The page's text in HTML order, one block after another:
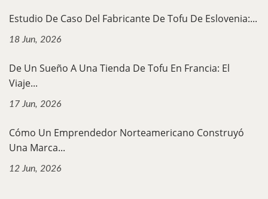
Estudio De Caso Del Fabricante De Tofu De Eslovenia:...
18 Jun, 2026
De Un Sueño A Una Tienda De Tofu En Francia: El
Viaje...
17 Jun, 2026
Cómo Un Emprendedor Norteamericano Construyó
Una Marca...
12 Jun, 2026